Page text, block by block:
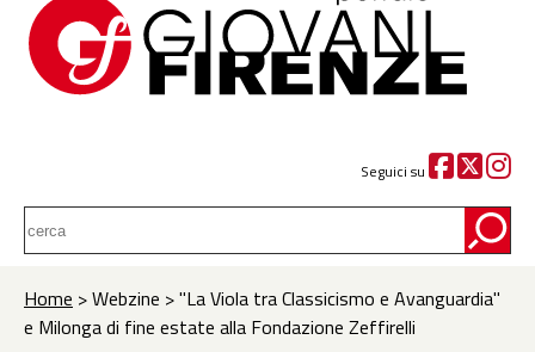
Seguici su
Home > Webzine > "La Viola tra Classicismo e Avanguardia"
e Milonga di fine estate alla Fondazione Zeffirelli